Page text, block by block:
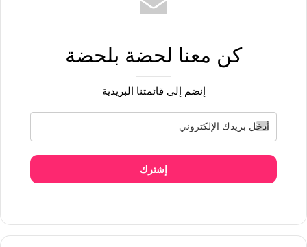
كن معنا لحضة بلحضة
إنضم إلى قائمتنا البريدية
إشترك